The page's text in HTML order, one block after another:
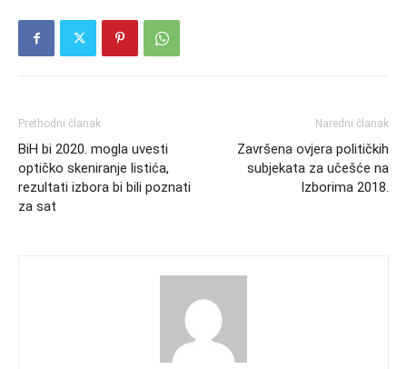
Prethodni članak
BiH bi 2020. mogla uvesti
optičko skeniranje listića,
rezultati izbora bi bili poznati
za sat
Naredni članak
Završena ovjera političkih
subjekata za učešće na
Izborima 2018.